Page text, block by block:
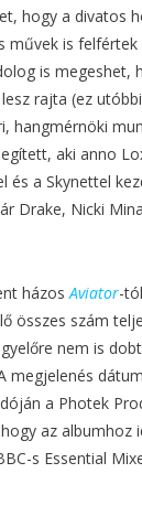
hogy a divatos
művek is felfértek
is megeshet,
rajta (ez
hangmérnöki
aki anno
és a Skynettel
Drake, Nicki
házos Aviator-
összes szám
nem is
megjelenés
a Photek
az albumhoz
s Essential